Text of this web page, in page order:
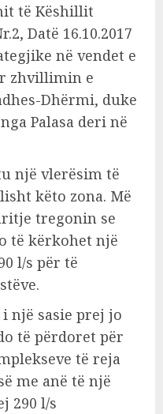
të Këshillit
Datë 16.10.2017
në vendet e
zhvillimin e
Dhërmi, duke
Palasa deri në
një vlerësim të
këto zona. Më
tregonin se
të kërkohet një
l/s për të
një sasie prej jo
të përdoret për
të reja
me anë të një
290 l/s